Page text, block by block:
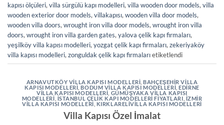
kapısı ölçüleri, villa sürgülü kapı modelleri, villa wooden door models, villa
wooden exterior door models, villakapısı, wooden villa door models,
wooden villa doors, wrought iron villa door models, wrought iron villa
doors, wrought iron villa garden gates, yalova çelik kapı firmaları,
yeşilköy villa kapısı modelleri, yozgat çelik kapı firmaları, zekeriyaköy
villa kapısı modelleri, zonguldak çelik kapı firmalarıetiketlendi
ARNAVUTKÖY VILLA KAPISI MODELLERI ,BAHÇEŞEHIR VILLA
KAPISI MODELLERI ,BODUM VILLA KAPISI MODELLERI ,EDIRNE
VILLA KAPISI MODELLERI GÜMÜŞYAKA VILLA KAPISI
MODELLERI İSTANBUL ÇELIK KAPI MODELLERI FIYATLARI İZMIR
VILLA KAPISI MODELLERI KIRKLARELIVILLA KAPISI MODELLERI
Villa Kapısı Özel İmalat